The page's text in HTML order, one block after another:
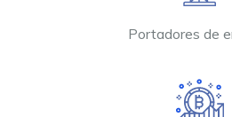
Portadores de